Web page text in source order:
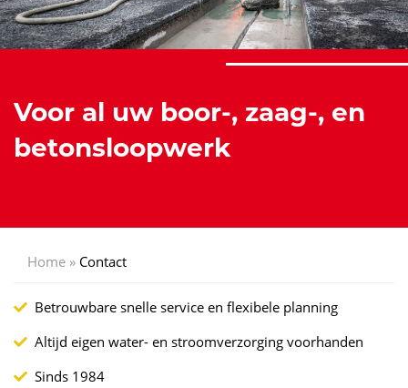
Voor al uw boor-, zaag-, en
betonsloopwerk
Home » Contact
Betrouwbare snelle service en flexibele planning
Altijd eigen water- en stroomverzorging voorhanden
Sinds 1984